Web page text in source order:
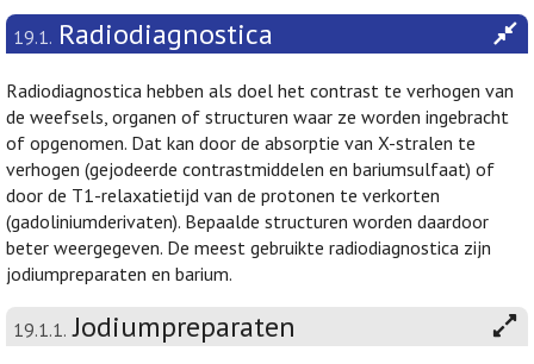
19.1. Radiodiagnostica
Radiodiagnostica hebben als doel het contrast te verhogen van
de weefsels, organen of structuren waar ze worden ingebracht
of opgenomen. Dat kan door de absorptie van X-stralen te
verhogen (gejodeerde contrastmiddelen en bariumsulfaat) of
door de T1-relaxatietijd van de protonen te verkorten
(gadoliniumderivaten). Bepaalde structuren worden daardoor
beter weergegeven. De meest gebruikte radiodiagnostica zijn
jodiumpreparaten en barium.
19.1.1. Jodiumpreparaten